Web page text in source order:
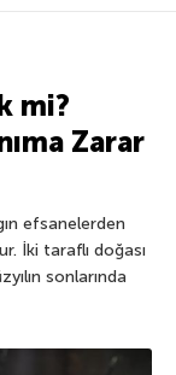
mi?
Zarar
efsanelerden
İki taraflı doğası
sonlarında